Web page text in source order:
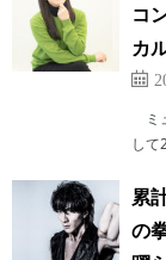
コ
カ
ミ
し
累
の